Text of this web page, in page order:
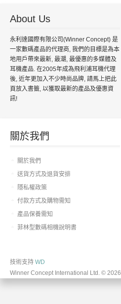
About Us
永利達國際有限公司(Winner Concept) 是
一家數碼產品的代理商, 我們的目標是為本
地用戶帶來最新, 最潮, 最優惠的多媒體及
耳機產品. 在2005年成為飛利浦耳機代理
後, 近年更加入不少時尚品牌, 請馬上把此
頁放入書籤, 以獲取最新的產品及優惠資
訊!
關於我們
關於我們
送貨方式及退貨安排
隱私權政策
付款方式及購物需知
產品保養需知
菲林型數碼相機說明書
技術支持 WD
Winner Concept International Ltd. © 2026